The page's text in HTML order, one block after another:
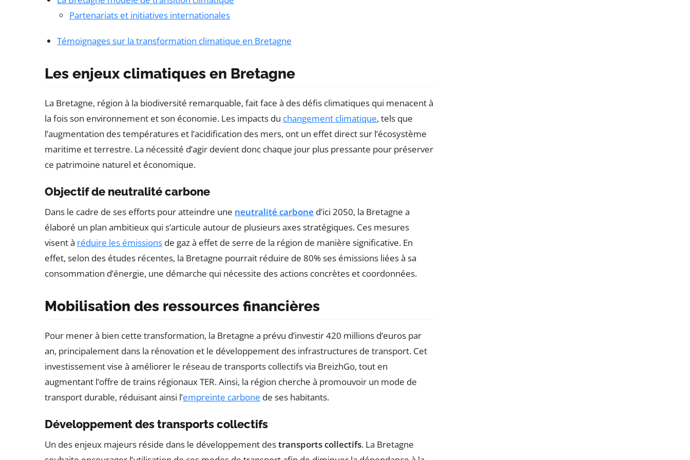
Partenariats et initiatives internationales
Témoignages sur la transformation climatique en Bretagne
Les enjeux climatiques en Bretagne
La Bretagne, région à la biodiversité remarquable, fait face à des défis climatiques qui menacent à
la fois son environnement et son économie. Les impacts du changement climatique, tels que
l’augmentation des températures et l’acidification des mers, ont un effet direct sur l’écosystème
maritime et terrestre. La nécessité d’agir devient donc chaque jour plus pressante pour préserver
ce patrimoine naturel et économique.
Objectif de neutralité carbone
Dans le cadre de ses efforts pour atteindre une neutralité carbone d’ici 2050, la Bretagne a
élaboré un plan ambitieux qui s’articule autour de plusieurs axes stratégiques. Ces mesures
visent à réduire les émissions de gaz à effet de serre de la région de manière significative. En
effet, selon des études récentes, la Bretagne pourrait réduire de 80% ses émissions liées à sa
consommation d’énergie, une démarche qui nécessite des actions concrètes et coordonnées.
Mobilisation des ressources financières
Pour mener à bien cette transformation, la Bretagne a prévu d’investir 420 millions d’euros par
an, principalement dans la rénovation et le développement des infrastructures de transport. Cet
investissement vise à améliorer le réseau de transports collectifs via BreizhGo, tout en
augmentant l’offre de trains régionaux TER. Ainsi, la région cherche à promouvoir un mode de
transport durable, réduisant ainsi l’empreinte carbone de ses habitants.
Développement des transports collectifs
Un des enjeux majeurs réside dans le développement destransports collectifs. La Bretagne